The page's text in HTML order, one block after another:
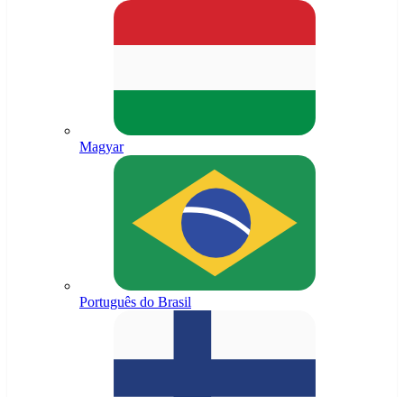
Magyar
Português do Brasil